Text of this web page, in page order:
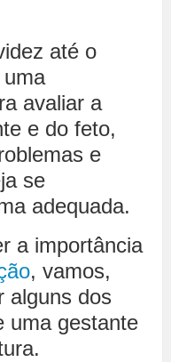
até o
avaliar a
e do feto,
e
se
adequada.
a importância
, vamos,
alguns dos
uma gestante